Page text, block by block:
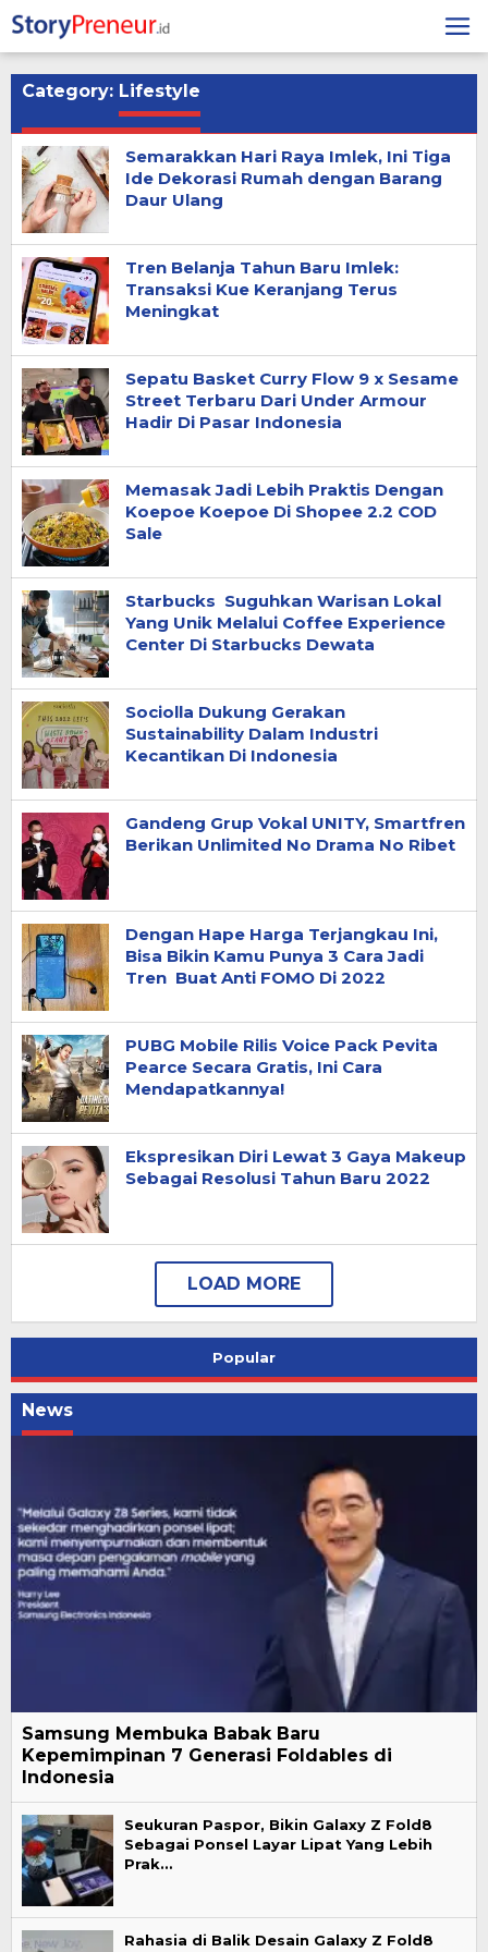
to
content
Category: Lifestyle
Semarakkan Hari Raya Imlek, Ini Tiga
Ide Dekorasi Rumah dengan Barang
Daur Ulang
Tren Belanja Tahun Baru Imlek:
Transaksi Kue Keranjang Terus
Meningkat
Sepatu Basket Curry Flow 9 x Sesame
Street Terbaru Dari Under Armour
Hadir Di Pasar Indonesia
Memasak Jadi Lebih Praktis Dengan
Koepoe Koepoe Di Shopee 2.2 COD
Sale
Starbucks Suguhkan Warisan Lokal
Yang Unik Melalui Coffee Experience
Center Di Starbucks Dewata
Sociolla Dukung Gerakan
Sustainability Dalam Industri
Kecantikan Di Indonesia
Gandeng Grup Vokal UNITY, Smartfren
Berikan Unlimited No Drama No Ribet
Dengan Hape Harga Terjangkau Ini,
Bisa Bikin Kamu Punya 3 Cara Jadi
Tren Buat Anti FOMO Di 2022
PUBG Mobile Rilis Voice Pack Pevita
Pearce Secara Gratis, Ini Cara
Mendapatkannya!
Ekspresikan Diri Lewat 3 Gaya Makeup
Sebagai Resolusi Tahun Baru 2022
Popular
News
Samsung Membuka Babak Baru
Kepemimpinan 7 Generasi Foldables di
Indonesia
Seukuran Paspor, Bikin Galaxy Z Fold8
Sebagai Ponsel Layar Lipat Yang Lebih
Prak…
Rahasia di Balik Desain Galaxy Z Fold8